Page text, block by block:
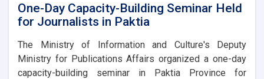
One-Day Capacity-Building Seminar Held
for Journalists in Paktia
The Ministry of Information and Culture's Deputy
Ministry for Publications Affairs organized a one-day
capacity-building seminar in Paktia Province for